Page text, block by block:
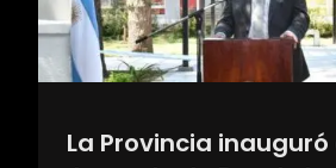
La Provincia